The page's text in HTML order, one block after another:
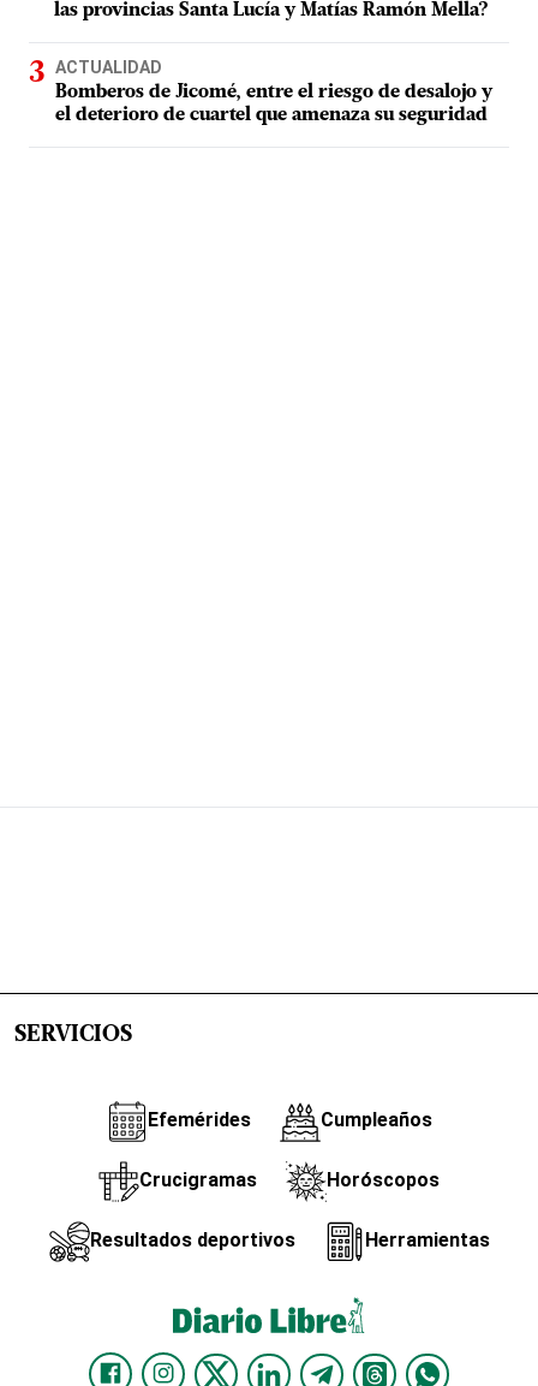
las provincias Santa Lucía y Matías Ramón Mella?
ACTUALIDAD
Bomberos de Jicomé, entre el riesgo de desalojo y
el deterioro de cuartel que amenaza su seguridad
SERVICIOS
Efemérides Cumpleaños
Crucigramas Horóscopos
Resultados deportivos Herramientas